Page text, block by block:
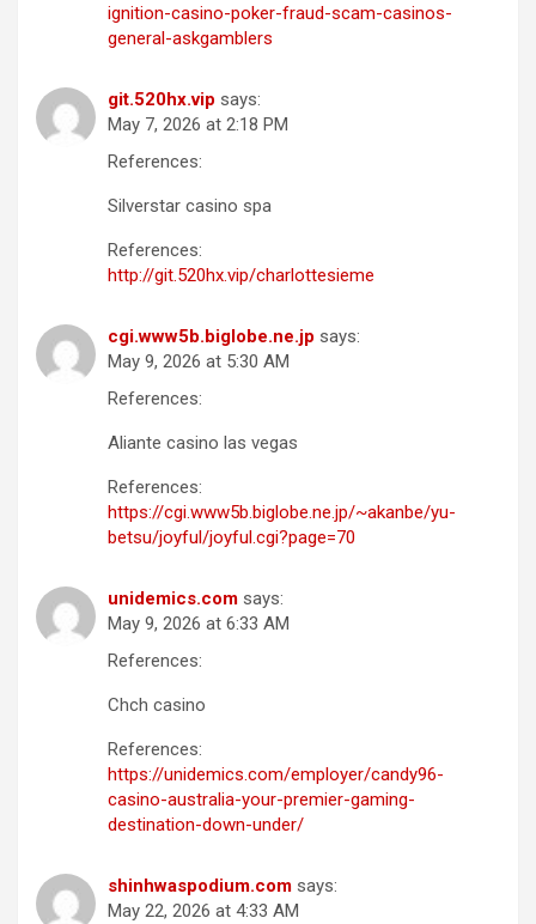
ignition-casino-poker-fraud-scam-casinos-
general-askgamblers
git.520hx.vip says:
May 7, 2026 at 2:18 PM
References:
Silverstar casino spa
References:
http://git.520hx.vip/charlottesieme
cgi.www5b.biglobe.ne.jp says:
May 9, 2026 at 5:30 AM
References:
Aliante casino las vegas
References:
https://cgi.www5b.biglobe.ne.jp/~akanbe/yu-
betsu/joyful/joyful.cgi?page=70
unidemics.com says:
May 9, 2026 at 6:33 AM
References:
Chch casino
References:
https://unidemics.com/employer/candy96-
casino-australia-your-premier-gaming-
destination-down-under/
shinhwaspodium.com says:
May 22, 2026 at 4:33 AM